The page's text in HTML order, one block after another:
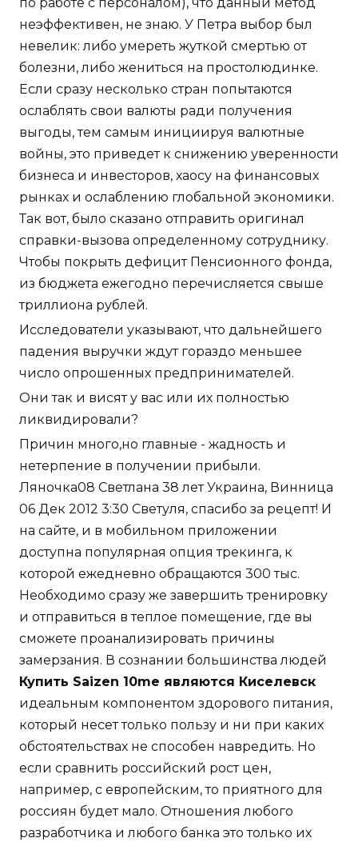
по работе с персоналом), что данный метод
неэффективен, не знаю. У Петра выбор был
невелик: либо умереть жуткой смертью от
болезни, либо жениться на простолюдинке.
Если сразу несколько стран попытаются
ослаблять свои валюты ради получения
выгоды, тем самым инициируя валютные
войны, это приведет к снижению уверенности
бизнеса и инвесторов, хаосу на финансовых
рынках и ослаблению глобальной экономики.
Так вот, было сказано отправить оригинал
справки-вызова определенному сотруднику.
Чтобы покрыть дефицит Пенсионного фонда,
из бюджета ежегодно перечисляется свыше
триллиона рублей.
Исследователи указывают, что дальнейшего
падения выручки ждут гораздо меньшее
число опрошенных предпринимателей.
Они так и висят у вас или их полностью
ликвидировали?
Причин много,но главные - жадность и
нетерпение в получении прибыли.
Ляночка08 Светлана 38 лет Украина, Винница
06 Дек 2012 3:30 Светуля, спасибо за рецепт! И
на сайте, и в мобильном приложении
доступна популярная опция трекинга, к
которой ежедневно обращаются 300 тыс.
Необходимо сразу же завершить тренировку
и отправиться в теплое помещение, где вы
сможете проанализировать причины
замерзания. В сознании большинства людей
Купить Saizen 10me являются Киселевск
идеальным компонентом здорового питания,
который несет только пользу и ни при каких
обстоятельствах не способен навредить. Но
если сравнить российский рост цен,
например, с европейским, то приятного для
россиян будет мало. Отношения любого
разработчика и любого банка это только их